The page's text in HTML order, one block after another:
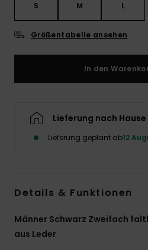
S M L
Größentabelle ansehen
In den
Lieferung nach
Lieferung geplant ab12
Details & Funktionen
Männer Schwarz Zweifach
aus Leder